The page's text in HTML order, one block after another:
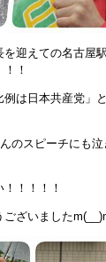
迎えての名古屋
！
は日本共産党」
のスピーチにも
！！！！
ざいました